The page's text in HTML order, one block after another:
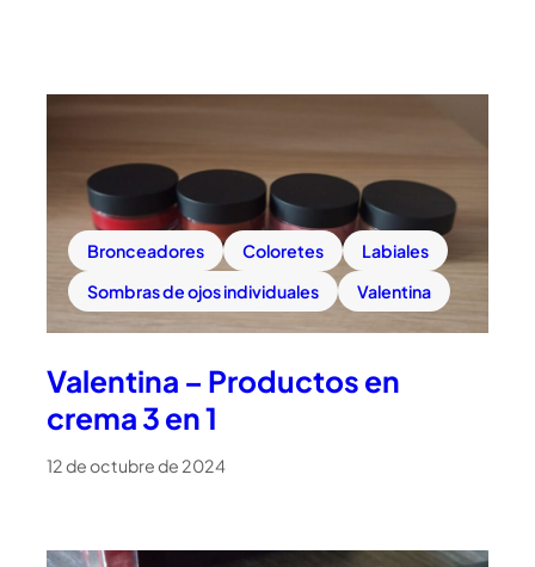
Bronceadores Coloretes
Labiales
Sombras de ojos individuales
Valentina
Valentina – Productos en
crema 3 en 1
12 de octubre de 2024